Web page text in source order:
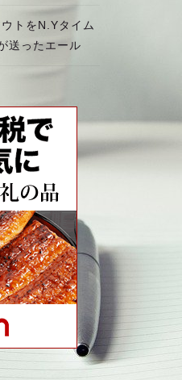
トをN.Yタイム
送ったエール